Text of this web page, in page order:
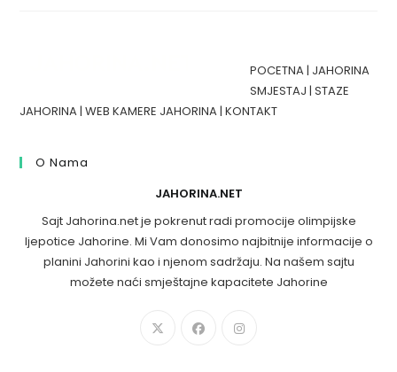
POCETNA | JAHORINA
SMJESTAJ |STAZE
JAHORINA |WEB KAMERE JAHORINA |KONTAKT
O Nama
JAHORINA.NET
Sajt Jahorina.net je pokrenut radi promocije olimpijske
ljepotice Jahorine. Mi Vam donosimo najbitnije informacije o
planini Jahorini kao i njenom sadržaju. Na našem sajtu
možete naći smještajne kapacitete Jahorine